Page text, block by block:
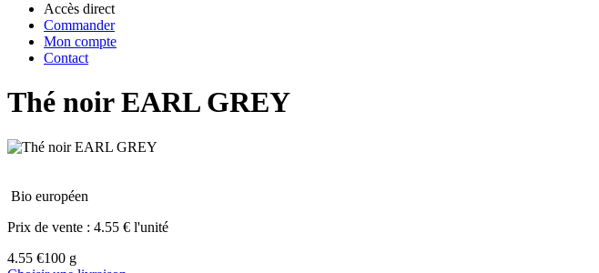
Accès direct
Commander
Mon compte
Contact
Thé noir EARL GREY
Bio européen
Prix de vente : 4.55 € l'unité
4.55 €100 g